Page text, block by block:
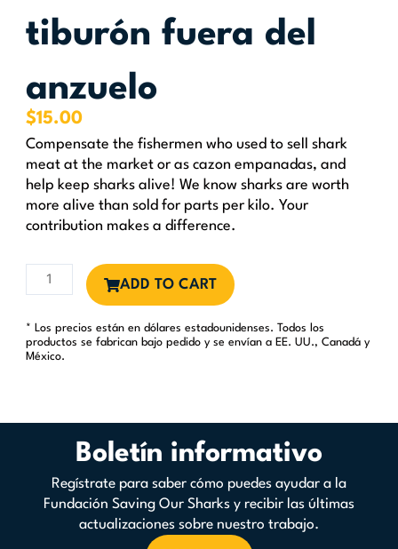
tiburón fuera del
anzuelo
$15.00
Compensate the fishermen who used to sell shark
meat at the market or as cazon empanadas, and
help keep sharks alive! We know sharks are worth
more alive than sold for parts per kilo. Your
contribution makes a difference.
kg
Shark
Meat
ADD TO CART
* Los precios están en dólares estadounidenses. Todos los
productos se fabrican bajo pedido y se envían a EE. UU., Canadá y
México.
Boletín informativo
Regístrate para saber cómo puedes ayudar a la
Fundación Saving Our Sharks y recibir las últimas
actualizaciones sobre nuestro trabajo.